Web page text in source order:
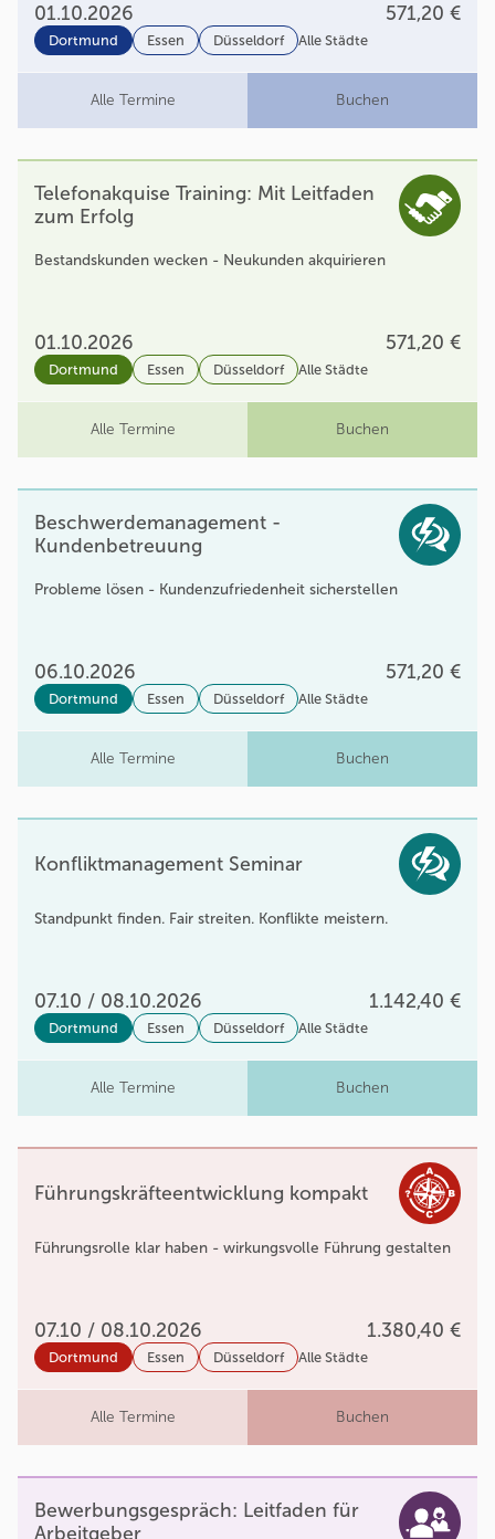
01.10.2026 571,20 €
Dortmund Essen Düsseldorf Alle Städte
Alle Termine Buchen
Telefonakquise Training: Mit Leitfaden
zum Erfolg
Bestandskunden wecken - Neukunden akquirieren
01.10.2026 571,20 €
Dortmund Essen Düsseldorf Alle Städte
Alle Termine Buchen
Beschwerdemanagement -
Kundenbetreuung
Probleme lösen - Kundenzufriedenheit sicherstellen
06.10.2026 571,20 €
Dortmund Essen Düsseldorf Alle Städte
Alle Termine Buchen
Konfliktmanagement Seminar
Standpunkt finden. Fair streiten. Konflikte meistern.
07.10 / 08.10.2026 1.142,40 €
Dortmund Essen Düsseldorf Alle Städte
Alle Termine Buchen
Führungskräfteentwicklung kompakt
Führungsrolle klar haben - wirkungsvolle Führung gestalten
07.10 / 08.10.2026 1.380,40 €
Dortmund Essen Düsseldorf Alle Städte
Alle Termine Buchen
Bewerbungsgespräch: Leitfaden für
Arbeitgeber